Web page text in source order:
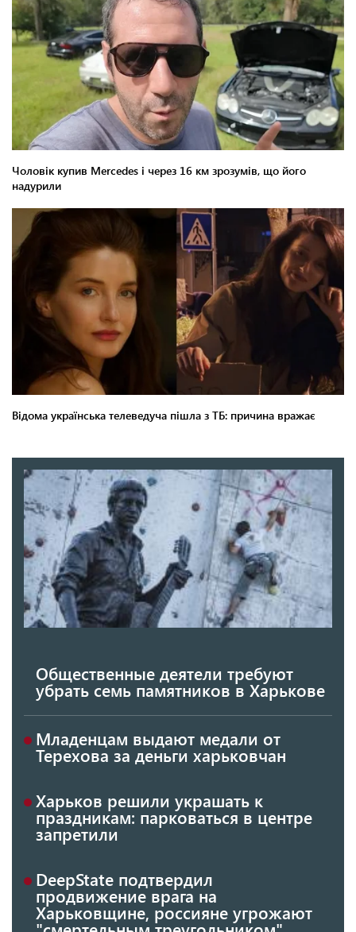
Общественные деятели требуют
убрать семь памятников в Харькове
Младенцам выдают медали от
Терехова за деньги харьковчан
Харьков решили украшать к
праздникам: парковаться в центре
запретили
DeepState подтвердил
продвижение врага на
Харьковщине, россияне угрожают